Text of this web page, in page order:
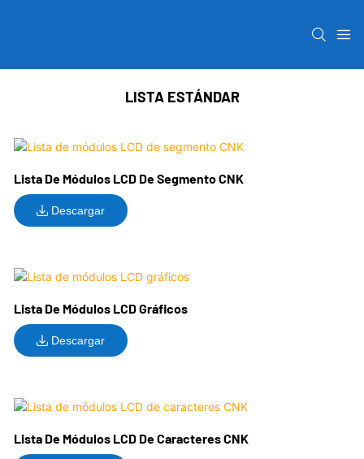
LISTA ESTÁNDAR
Lista De Módulos LCD De Segmento CNK
Descargar
Lista De Módulos LCD Gráficos
Descargar
Lista De Módulos LCD De Caracteres CNK